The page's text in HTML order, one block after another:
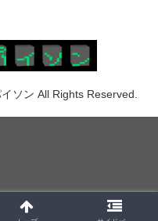
ソン All Rights Reserved.